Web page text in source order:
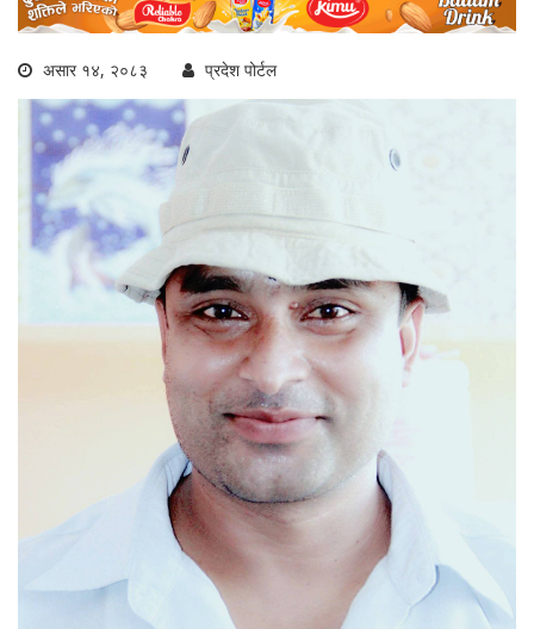
असार १४, २०८३ प्रदेश पोर्टल